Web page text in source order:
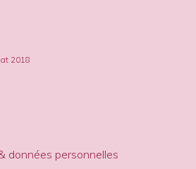
2018
données personnelles